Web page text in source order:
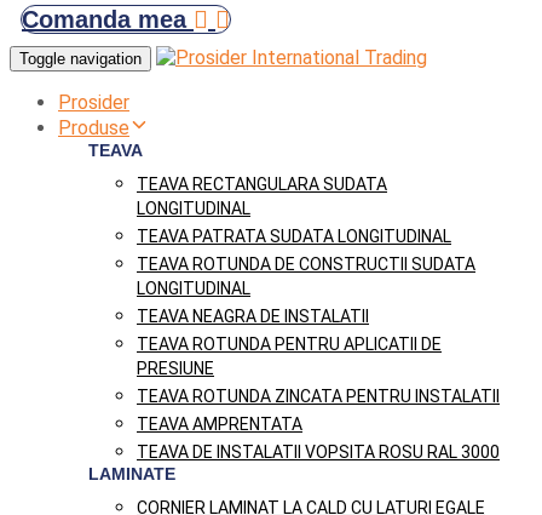
Comanda mea
Toggle navigation
Prosider
Produse
TEAVA
TEAVA RECTANGULARA SUDATA
LONGITUDINAL
TEAVA PATRATA SUDATA LONGITUDINAL
TEAVA ROTUNDA DE CONSTRUCTII SUDATA
LONGITUDINAL
TEAVA NEAGRA DE INSTALATII
TEAVA ROTUNDA PENTRU APLICATII DE
PRESIUNE
TEAVA ROTUNDA ZINCATA PENTRU INSTALATII
TEAVA AMPRENTATA
TEAVA DE INSTALATII VOPSITA ROSU RAL 3000
LAMINATE
CORNIER LAMINAT LA CALD CU LATURI EGALE